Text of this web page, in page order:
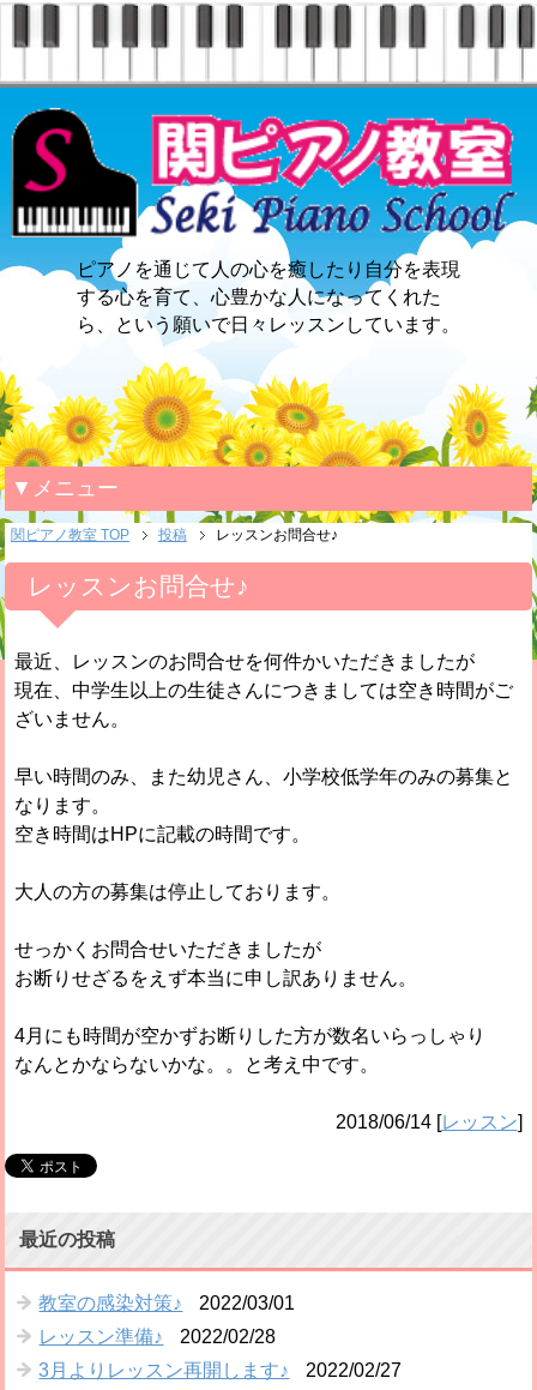
ピアノを通じて人の心を癒したり自分を表現
する心を育て、心豊かな人になってくれた
ら、という願いで日々レッスンしています。
▼メニュー
関ピアノ教室 TOP 投稿 レッスンお問合せ♪
レッスンお問合せ♪
最近、レッスンのお問合せを何件かいただきましたが
現在、中学生以上の生徒さんにつきましては空き時間がご
ざいません。
早い時間のみ、また幼児さん、小学校低学年のみの募集と
なります。
空き時間はHPに記載の時間です。
大人の方の募集は停止しております。
せっかくお問合せいただきましたが
お断りせざるをえず本当に申し訳ありません。
4月にも時間が空かずお断りした方が数名いらっしゃり
なんとかならないかな。。と考え中です。
2018/06/14[レッスン]
最近の投稿
教室の感染対策♪
2022/03/01
レッスン準備♪
2022/02/28
3月よりレッスン再開します♪
2022/02/27